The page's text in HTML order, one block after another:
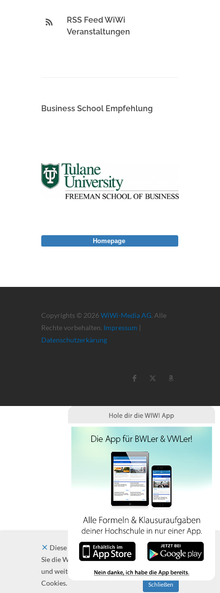
RSS Feed WiWi
Veranstaltungen
Business School Empfehlung
Copyrights © 2026 WiWi-Media AG. Alle
Rechte vorbehalten. Impressum |
Datenschutzerkärung
Diese Website verwendet Cookies. Indem
Sie die Website und ihre Angebote nutzen
und weiter navigieren, akzeptieren Sie diese
Cookies.
Schließen
Homepage